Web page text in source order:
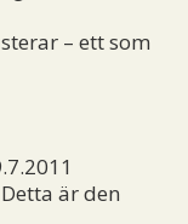
– ett som
är den